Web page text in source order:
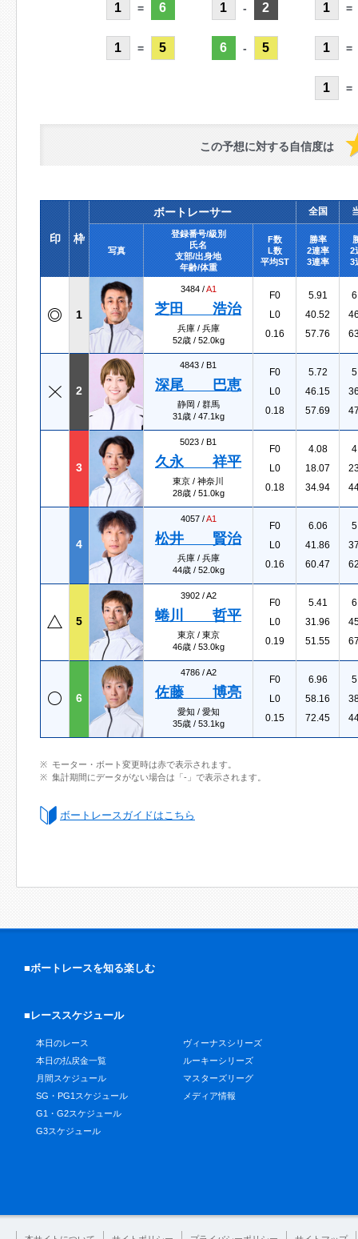
1 = 6
1 = 5
1 - 2
6 - 5
1 =
1 =
1 =
この予想に対する自信度は
印 枠
ボートレーサー 全国
写真
登録番号/級別
氏名
支部/出身地
年齢/体重
F数
L数
平均ST
勝率
2連率
3連率
2
3
1
3484 /A1
芝田 浩治
兵庫 / 兵庫
52歳 / 52.0kg
F0
L0
0.16
5.91
40.52
57.76
2
4843 / B1
深尾 巴恵
静岡 / 群馬
31歳 / 47.1kg
F0
L0
0.18
5.72
46.15
57.69
3
5023 / B1
久永 祥平
東京 / 神奈川
28歳 / 51.0kg
F0
L0
0.18
4.08
18.07
34.94
4
4057 /A1
松井 賢治
兵庫 / 兵庫
44歳 / 52.0kg
F0
L0
0.16
6.06
41.86
60.47
5
3902 /A2
蜷川 哲平
東京 / 東京
46歳 / 53.0kg
F0
L0
0.19
5.41
31.96
51.55
6
4786 /A2
佐藤 博亮
愛知 / 愛知
35歳 / 53.1kg
F0
L0
0.15
6.96
58.16
72.45
モーター・ボート変更時は赤で表示されます。
集計期間にデータがない場合は「-」で表示されます。
ボートレースガイドはこちら
■ボートレースを知る楽しむ
■レーススケジュール
本日のレース
本日の払戻金一覧
月間スケジュール
SG・PG1スケジュール
G1・G2スケジュール
G3スケジュール
ヴィーナスシリーズ
ルーキーシリーズ
マスターズリーグ
メディア情報